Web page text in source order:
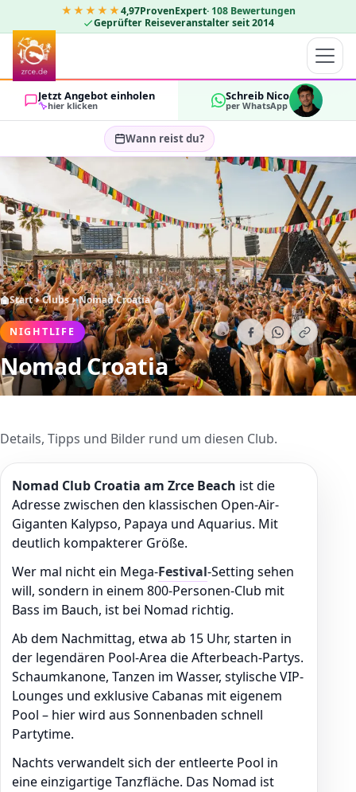
★★★★★4,97ProvenExpert· 108 Bewertungen
Geprüfter Reiseveranstalter seit 2014
Jetzt Angebot einholen
hier klicken
Schreib Nico
per WhatsApp
Wann reist du?
Reisezeitraum wählen…
GÄSTE
OK
Start Clubs Nomad Croatia
NIGHTLIFE
Nomad Croatia
Details, Tipps und Bilder rund um diesen Club.
Nomad Club Croatia am Zrce Beach ist die
Adresse zwischen den klassischen Open-Air-
Giganten Kalypso, Papaya und Aquarius. Mit
deutlich kompakterer Größe.
Wer mal nicht ein Mega-Festival-Setting sehen
will, sondern in einem 800-Personen-Club mit
Bass im Bauch, ist bei Nomad richtig.
Ab dem Nachmittag, etwa ab 15 Uhr, starten in
der legendären Pool-Area die Afterbeach-Partys.
Schaumkanone, Tanzen im Wasser, stylische VIP-
Lounges und exklusive Cabanas mit eigenem
Pool – hier wird aus Sonnenbaden schnell
Partytime.
Nachts verwandelt sich der entleerte Pool in
eine einzigartige Tanzfläche. Das Nomad ist